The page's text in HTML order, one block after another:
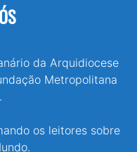
da Arquidiocese
Metropolitana
os leitores sobre